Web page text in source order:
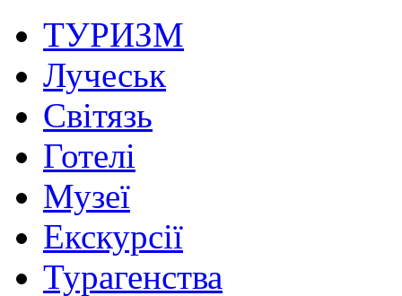
ТУРИЗМ
Лучеськ
Світязь
Готелі
Музеї
Екскурсії
Турагенства